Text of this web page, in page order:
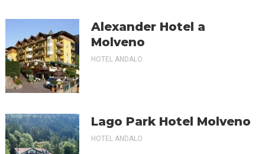
Alexander Hotel a
Molveno
HOTEL ANDALO
Lago Park Hotel Molveno
HOTEL ANDALO